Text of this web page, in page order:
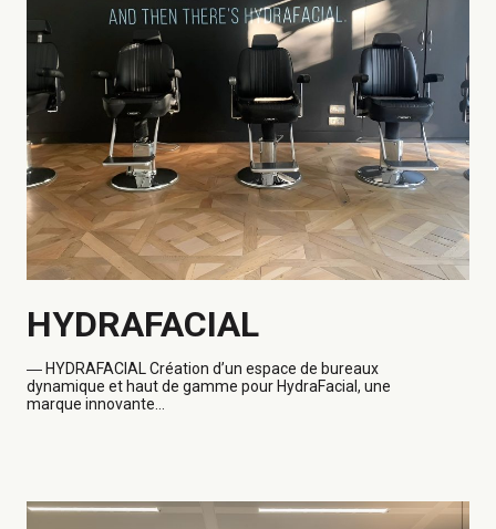
HYDRAFACIAL
― HYDRAFACIAL Création d’un espace de bureaux
dynamique et haut de gamme pour HydraFacial, une
marque innovante...